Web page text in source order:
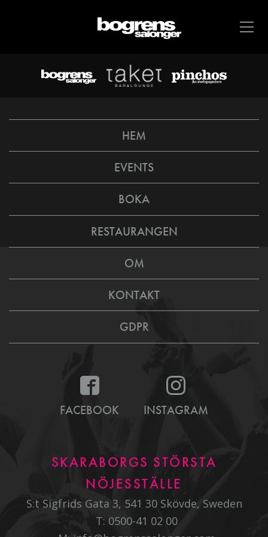
HEM
EVENTS
BOKA
RESTAURANGEN
OM
KONTAKT
GDPR
FACEBOOK INSTAGRAM
SKARABORGS STÖRSTA
NÖJESSTÄLLE
S:t Sigfrids Gata 3, 541 30 Skövde, Sweden
T: 0500-41 02 00